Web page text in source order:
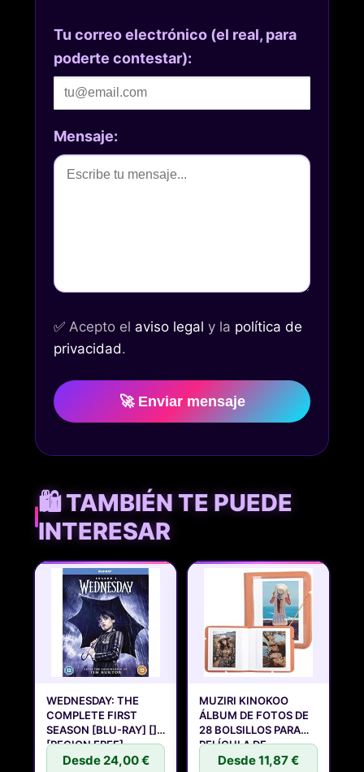
Tu correo electrónico (el real, para
poderte contestar):
Mensaje:
✅ Acepto el aviso legal y la política de
privacidad.
🚀 Enviar mensaje
🛍️ TAMBIÉN TE PUEDE
INTERESAR
WEDNESDAY: THE
COMPLETE FIRST
SEASON [BLU-RAY] []
[REGION FREE]
Desde 24,00 €
MUZIRI KINOKOO
ÁLBUM DE FOTOS DE
28 BOLSILLOS PARA
PELÍCULA DE
Desde 11,87 €